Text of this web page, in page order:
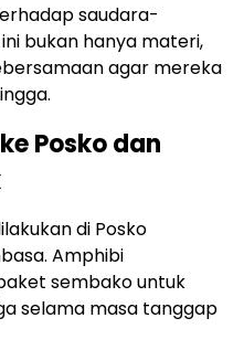
saudara-
bukan hanya materi,
agar mereka
Posko dan
di Posko
Amphibi
sembako untuk
selama masa tanggap